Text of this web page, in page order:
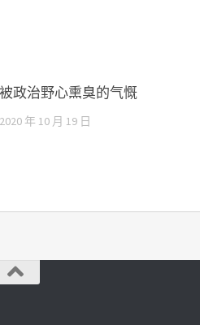
被政治野心熏臭的气慨
2020 年 10 月 19 日